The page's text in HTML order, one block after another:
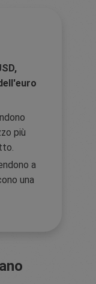
più
a
una